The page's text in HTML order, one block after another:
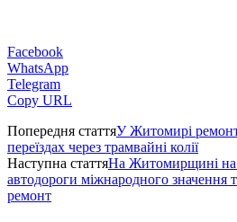
Facebook
WhatsApp
Telegram
Copy URL
Попередня статтяУ Житомирі
переїздах через трамвайні колії
Наступна статтяНа Житомирщині на
автодороги міжнародного значення
ремонт